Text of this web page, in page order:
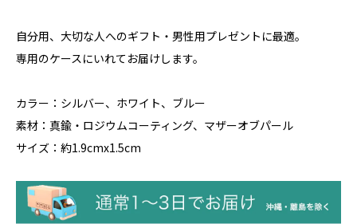
自分用、大切な人へのギフト・男性用プレゼントに最適。
専用のケースにいれてお届けします。
カラー：シルバー、ホワイト、ブルー
素材：真鍮・ロジウムコーティング、マザーオブパール
サイズ：約1.9cmx1.5cm